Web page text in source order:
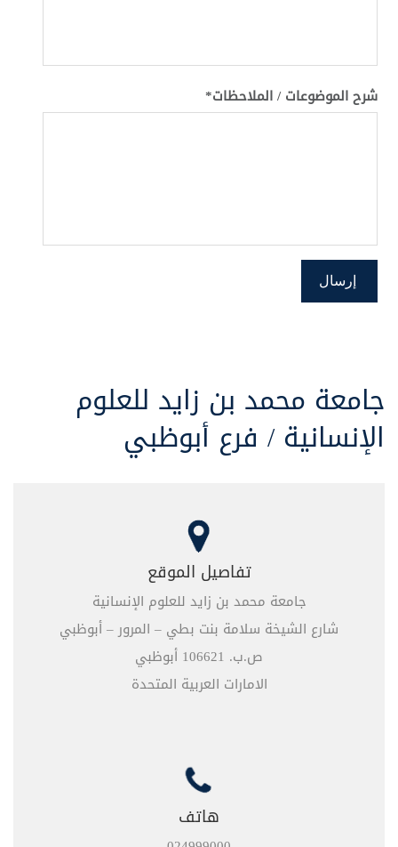
شرح الموضوعات / الملاحظات*
جامعة محمد بن زايد للعلوم
الإنسانية / فرع أبوظبي
تفاصيل الموقع
جامعة محمد بن زايد للعلوم الإنسانية
شارع الشيخة سلامة بنت بطي – المرور – أبوظبي
ص.ب. 106621 أبوظبي
الامارات العربية المتحدة
هاتف